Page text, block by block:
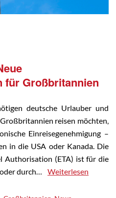
für Großbritannien
deutsche Urlauber und
reisen möchten,
Einreisegenehmigung –
in die USA oder Kanada. Die
Authorisation (ETA) ist für die
durch…
Weiterlesen